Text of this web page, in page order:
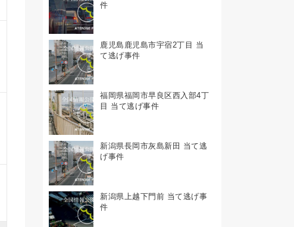
件
鹿児島鹿児島市宇宿2丁目 当
て逃げ事件
福岡県福岡市早良区西入部4丁
目 当て逃げ事件
新潟県長岡市灰島新田 当て逃
げ事件
新潟県上越下門前 当て逃げ事
件